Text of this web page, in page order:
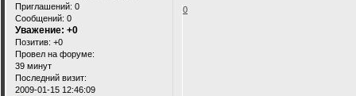
Приглашений: 0
Сообщений: 0
Уважение: +0
Позитив: +0
Провел на форуме:
39 минут
Последний визит:
2009-01-15 12:46:09
0